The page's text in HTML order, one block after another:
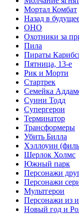
Мортал Комбат
Назад в
ОНО
Охотники за
Пила
Пираты
Пятница, 13-е
Рик и Морти
Стартрек
Семейка
Суини Тодд
Супергерои
Терминатор
Трансформеры
Убить Билла
Хэллоуин
Шерлок Холмс
Южный парк
Персонажи
Персонажи
Мультгерои
Персонажи из
Новый год и